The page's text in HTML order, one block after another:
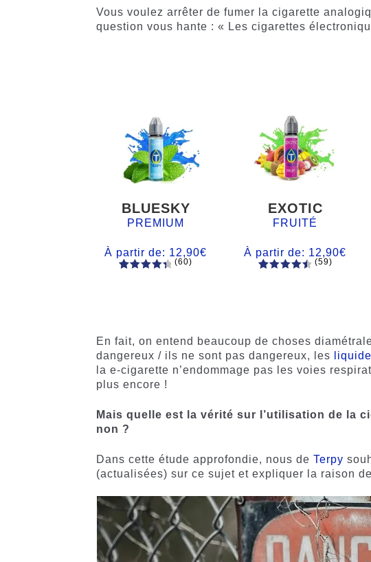
Vous voulez arrêter de fumer la cigarette
question vous hante : « Les cigarettes
BLUESKY
PREMIUM
À partir de: 12,90€
notations
client
(60)
EXOTIC
FRUITÉ
À partir de: 12,90€
client
(59)
En fait, on entend beaucoup de choses
dangereux / ils ne sont pas dangereux, les
la e-cigarette n’endommage pas les voies
plus encore !
Mais quelle est la vérité sur l’utilisation de la
non ?
Dans cette étude approfondie, nous deTerpy
(actualisées) sur ce sujet et expliquer la raison